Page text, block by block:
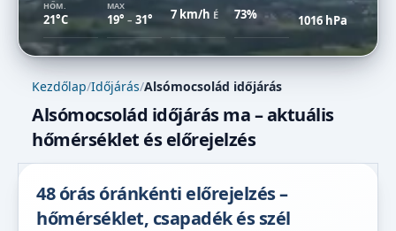
HŐM.
21°C
MAX
19° –31° 7 km/h É 73% 1016 hPa
Kezdőlap/Időjárás/Alsómocsolád időjárás
Alsómocsolád időjárás ma – aktuális
hőmérséklet és előrejelzés
48 órás óránkénti előrejelzés –
hőmérséklet, csapadék és szél